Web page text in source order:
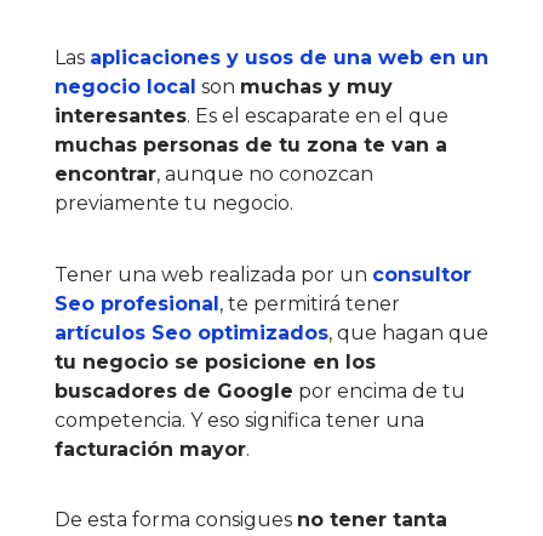
Las aplicaciones y usos de una web en un
negocio local son muchas y muy
interesantes. Es el escaparate en el que
muchas personas de tu zona te van a
encontrar, aunque no conozcan
previamente tu negocio.
Tener una web realizada por un consultor
Seo profesional, te permitirá tener
artículos Seo optimizados, que hagan que
tu negocio se posicione en los
buscadores de Google por encima de tu
competencia. Y eso significa tener una
facturación mayor.
De esta forma consigues no tener tanta